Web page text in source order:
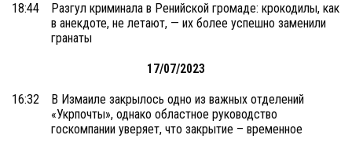
18:44
Разгул криминала в Ренийской громаде: крокодилы, как
в анекдоте, не летают, — их более успешно заменили
гранаты
17/07/2023
16:32
В Измаиле закрылось одно из важных отделений
«Укрпочты», однако областное руководство
госкомпании уверяет, что закрытие – временное